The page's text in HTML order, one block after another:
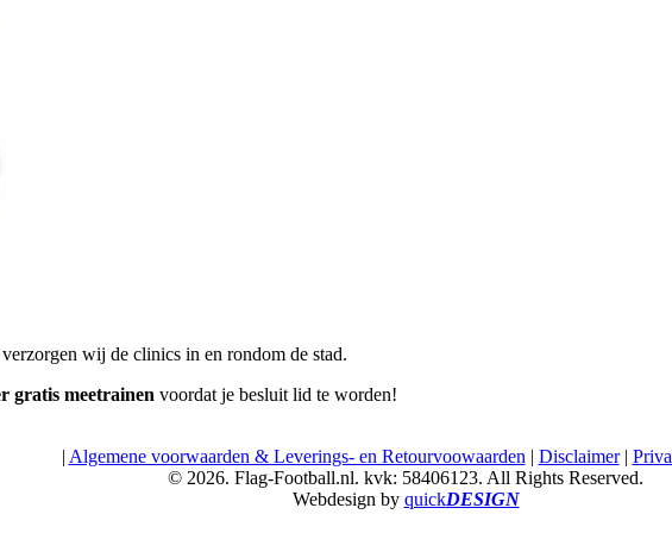
wij de clinics in en rondom de stad.
gratis meetrainen voordat je besluit lid te worden!
| Algemene voorwaarden & Leverings- en Retourvoowaarden | Disclaimer|
© 2026. Flag-Football.nl. kvk: 58406123. All Rights Reserved.
Webdesign by quickDESIGN